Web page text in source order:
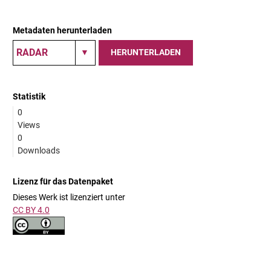
Metadaten herunterladen
HERUNTERLADEN
Statistik
0
Views
0
Downloads
Lizenz für das Datenpaket
Dieses Werk ist lizenziert unter
CC BY 4.0